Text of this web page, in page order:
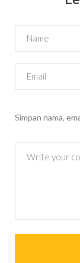
Simpan nama,